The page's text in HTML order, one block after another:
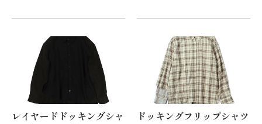
レイヤードドッキングシャ
ドッキングフリップシャツ